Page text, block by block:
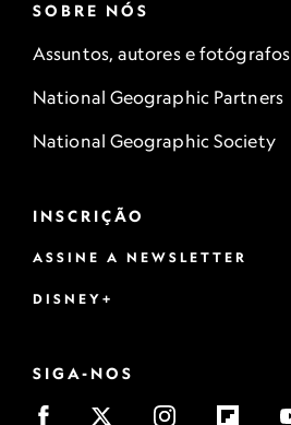
SOBRE NÓS
Assuntos, autores e fotógrafos
National Geographic Partners
National Geographic Society
INSCRIÇÃO
ASSINE A NEWSLETTER
DISNEY+
SIGA-NOS